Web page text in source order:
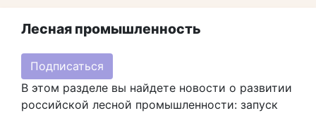
Лесная промышленность
Подписаться
В этом разделе вы найдете новости о развитии
российской лесной промышленности: запуск